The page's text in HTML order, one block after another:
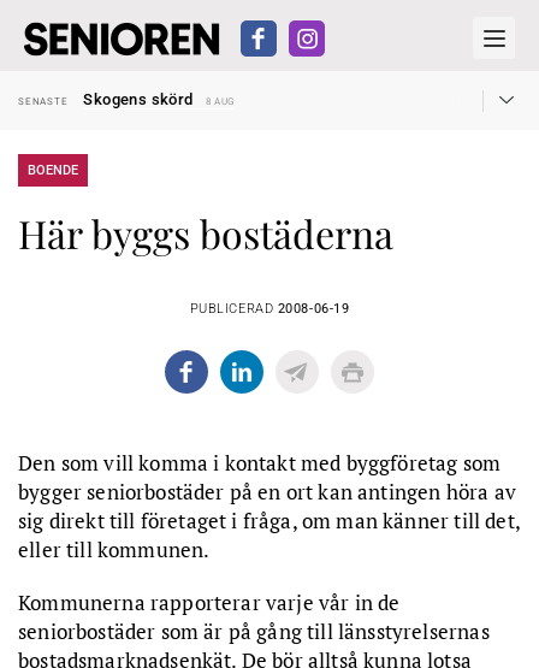
SENASTE
Skogens skörd
8 AUG
SENASTE
SENASTE
Hyror rusar ifrån äldres bostadstillägg
SENASTE
Skogens skörd 8 AUG
BOENDE
Här byggs bostäderna
PUBLICERAD 2008-06-19
Den som vill komma i kontakt med byggföretag som
bygger seniorbostäder på en ort kan antingen höra av
sig direkt till företaget i fråga, om man känner till det,
eller till kommunen.
Kommunerna rapporterar varje vår in de
seniorbostäder som är på gång till länsstyrelsernas
bostadsmarknadsenkät. De bör alltså kunna lotsa